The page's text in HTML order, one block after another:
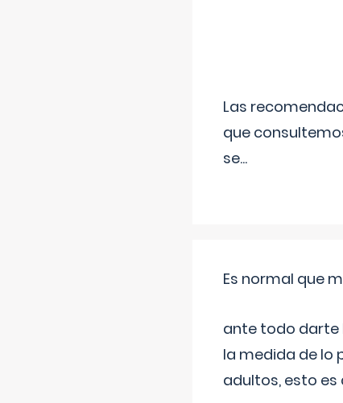
Las
que
se...
Es normal que
ante todo darte
la medida de lo
adultos, esto